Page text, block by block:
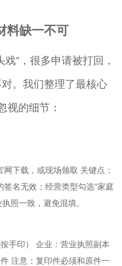
料缺一不可
”，很多申请被打回，
。我们整理了最核心
视的细节：
下载，或现场领取 关键点：
名无效；经营类型勾选“家庭
照一致，避免混填。
手印） 企业：营业执照副本
注意：复印件必须和原件一